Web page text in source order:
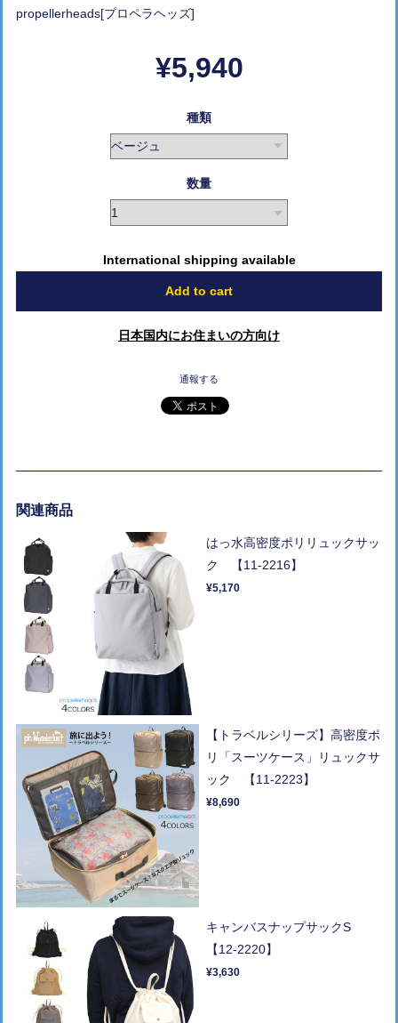
propellerheads[プロペラヘッズ]
¥5,940
種類
数量
International shipping available
Add to cart
日本国内にお住まいの方向け
通報する
関連商品
はっ水高密度ポリリュックサッ
ク 【11-2216】
¥5,170
【トラベルシリーズ】高密度ポ
リ「スーツケース」リュックサ
ック 【11-2223】
¥8,690
キャンバスナップサックS
【12-2220】
¥3,630